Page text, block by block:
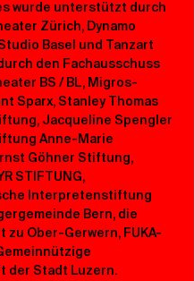
wurde unterstützt durch
Zürich, Dynamo
Basel und Tanzart
den Fachausschuss
BS / BL, Migros-
Sparx, Stanley Thomas
Jacqueline Spengler
Anne-Marie
Göhner Stiftung,
STIFTUNG,
Interpretenstiftung
Bern, die
zu Ober-Gerwern, FUKA-
der Stadt Luzern.